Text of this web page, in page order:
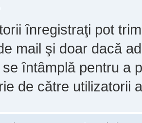
înregistraţi pot
mail şi doar dacă
întâmplă pentru a
de către utilizatorii